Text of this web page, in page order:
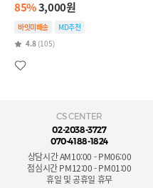
85%3,000원
바잇미배송
MD추천
4.8 (105)
CS CENTER
02-2038-3727
070-4188-1824
상담시간 AM10:00 - PM06:00
점심시간 PM12:00 - PM01:00
휴일 및 공휴일 휴무